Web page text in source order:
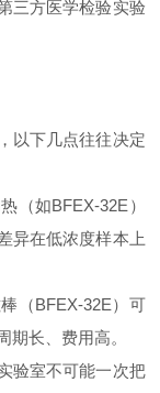
方医学检验实验
下几点往往决定
如BFEX-32E）
异在低浓度样本上
（BFEX-32E）可
期长、费用高。
验室不可能一次把